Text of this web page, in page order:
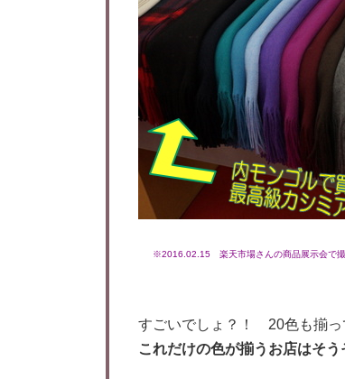
※2016.02.15 楽天市場さんの商品展示会で撮
すごいでしょ？！ 20色も揃
これだけの色が揃うお店はそう